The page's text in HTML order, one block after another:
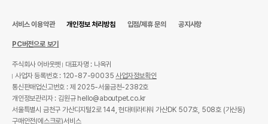
서비스 이용약관 개인정보 처리방침 입점/제휴 문의 공지사항
PC버전으로 보기
주식회사 어바웃펫
대표자명 : 나옥귀
사업자 등록번호 : 120-87-90035사업자정보확인
통신판매업신고번호 : 제 2025-서울금천-2382호
개인정보관리자 : 김원규 hello@aboutpet.co.kr
서울특별시 금천구 가산디지털2로 144, 현대테라타워 가산DK 507호, 508호 (가산동)
구매안전(에스크로)서비스